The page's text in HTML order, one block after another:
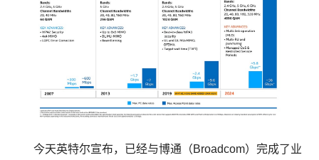
今天英特尔宣布，已经与博通（Broadcom）完成了业